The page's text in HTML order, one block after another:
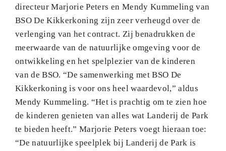
directeur Marjorie Peters en Mendy Kummeling van
BSO De Kikkerkoning zijn zeer verheugd over de
verlenging van het contract. Zij benadrukken de
meerwaarde van de natuurlijke omgeving voor de
ontwikkeling en het spelplezier van de kinderen
van de BSO. “De samenwerking met BSO De
Kikkerkoning is voor ons heel waardevol,” aldus
Mendy Kummeling. “Het is prachtig om te zien hoe
de kinderen genieten van alles wat Landerij de Park
te bieden heeft.” Marjorie Peters voegt hieraan toe:
“De natuurlijke speelplek bij Landerij de Park is